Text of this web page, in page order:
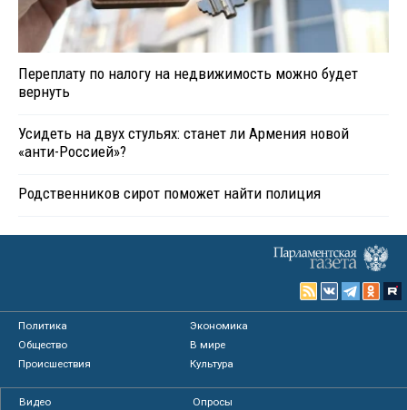
Переплату по налогу на недвижимость можно будет
вернуть
Усидеть на двух стульях: станет ли Армения новой
«анти-Россией»?
Родственников сирот поможет найти полиция
Политика
Экономика
Общество
В мире
Происшествия
Культура
Видео
Опросы